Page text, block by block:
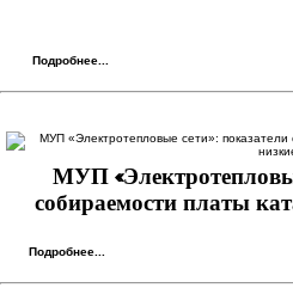
Подробнее...
МУП
собираемости платы
Подробнее...